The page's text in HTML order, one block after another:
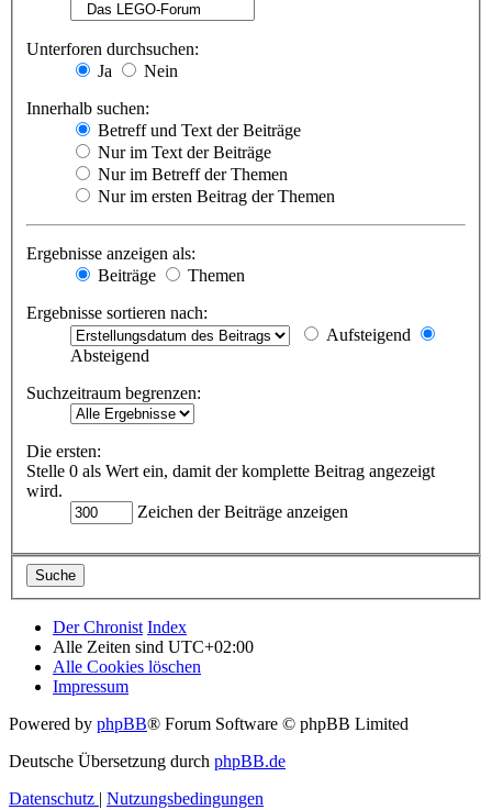
Unterforen durchsuchen:
Ja
Nein
Innerhalb suchen:
Betreff und Text der Beiträge
Nur im Text der Beiträge
Nur im Betreff der Themen
Nur im ersten Beitrag der Themen
Ergebnisse anzeigen als:
Beiträge
Themen
Ergebnisse sortieren nach:
Aufsteigend
Absteigend
Suchzeitraum begrenzen:
Die ersten:
Stelle 0 als Wert ein, damit der komplette Beitrag angezeigt
wird.
Zeichen der Beiträge anzeigen
Der Chronist Index
Alle Zeiten sind UTC+02:00
Alle Cookies löschen
Impressum
Powered by phpBB® Forum Software © phpBB Limited
Deutsche Übersetzung durch phpBB.de
Datenschutz | Nutzungsbedingungen